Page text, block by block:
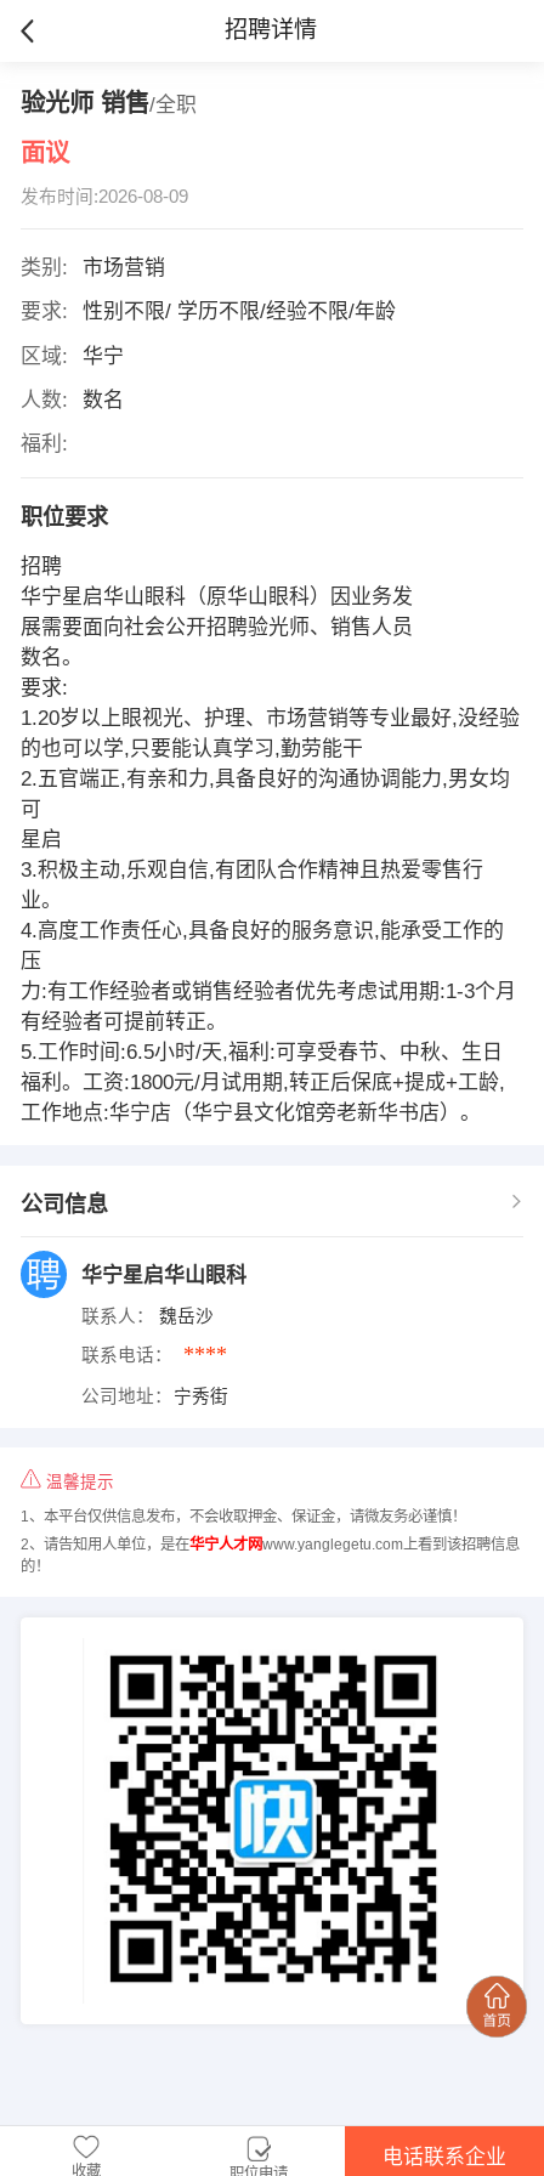
招聘详情
验光师 销售/全职
面议
发布时间:2026-08-09
类别:
市场营销
要求:
性别不限/ 学历不限/经验不限/年龄
区域:
华宁
人数:
数名
福利:
职位要求
招聘
华宁星启华山眼科（原华山眼科）因业务发
展需要面向社会公开招聘验光师、销售人员
数名。
要求:
1.20岁以上眼视光、护理、市场营销等专业最好,没经验
的也可以学,只要能认真学习,勤劳能干
2.五官端正,有亲和力,具备良好的沟通协调能力,男女均
可
星启
3.积极主动,乐观自信,有团队合作精神且热爱零售行
业。
4.高度工作责任心,具备良好的服务意识,能承受工作的
压
力:有工作经验者或销售经验者优先考虑试用期:1-3个月
有经验者可提前转正。
5.工作时间:6.5小时/天,福利:可享受春节、中秋、生日
福利。工资:1800元/月试用期,转正后保底+提成+工龄,
工作地点:华宁店（华宁县文化馆旁老新华书店）。
公司信息
华宁星启华山眼科
联系人： 魏岳沙
联系电话： ****
公司地址： 宁秀街
温馨提示
1、本平台仅供信息发布，不会收取押金、保证金，请微友务必谨慎！
2、请告知用人单位，是在华宁人才网www.yanglegetu.com上看到该招聘信息
的！
收藏
电话联系企业